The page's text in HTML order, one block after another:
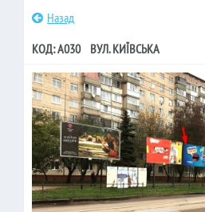
Назад
КОД: A030 ВУЛ. КИЇВСЬКА